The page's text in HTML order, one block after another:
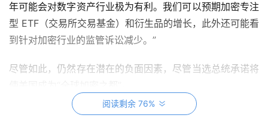
年可能会对数字资产行业极为有利。我们可以预期加密专注
型 ETF（交易所交易基金）和衍生品的增长，此外还可能看
到针对加密行业的监管诉讼减少。”
尽管如此，仍然存在潜在的负面因素，尽管当选总统承诺将
前美国商品期货交易委员会（CFTC）主席、现哈佛大学肯
阅读剩余 76%